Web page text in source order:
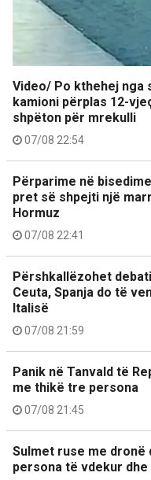
Video/ Po kthehej nga
kamioni përplas 12-
shpëton për mrekulli
07/08 22:54
Përparime në
pret së shpejti një
Hormuz
07/08 22:41
Përshkallëzohet
Ceuta, Spanja do të
Italisë
07/08 21:59
Panik në Tanvald të
me thikë tre persona
07/08 21:45
Sulmet ruse me dronë
persona të vdekur